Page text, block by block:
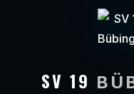
SV 19